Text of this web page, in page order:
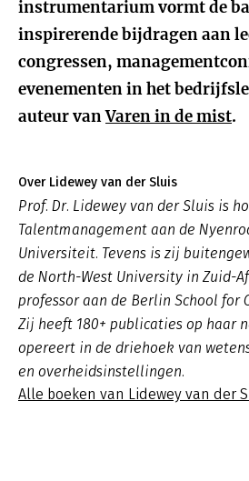
instrumentarium vormt de
inspirerende bijdragen aan
congressen,
evenementen in het
auteur vanVaren in de mist.
Over Lidewey van der Sluis
Prof. Dr. Lidewey van der Sluis is
Talentmanagement aan de
Universiteit. Tevens is zij
de North-West University in Zuid-
professor aan de Berlin School for
Zij heeft 180+ publicaties op haar
opereert in de driehoek van
en overheidsinstellingen.
Alle boeken van Lidewey van der